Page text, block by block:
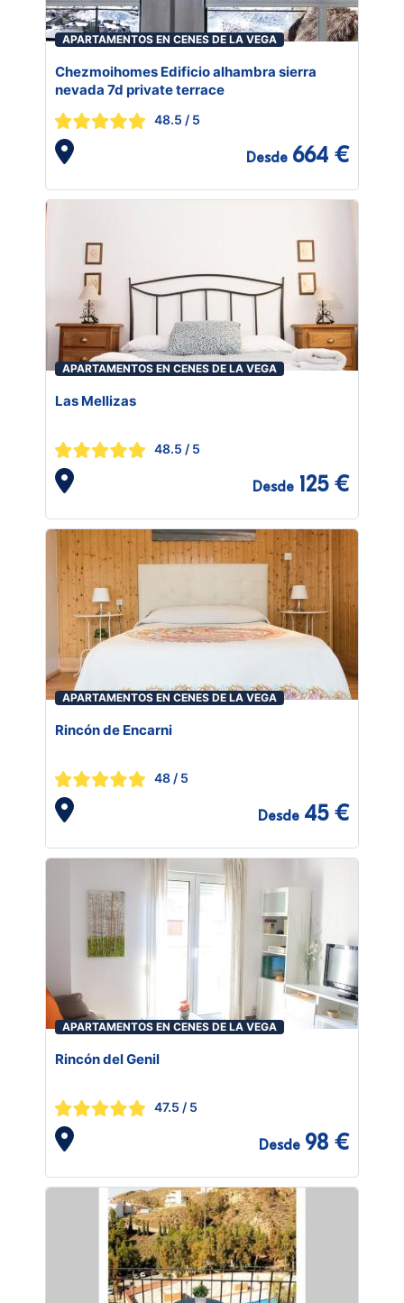
APARTAMENTOS EN CENES DE LA VEGA
Chezmoihomes Edificio alhambra sierra
nevada 7d private terrace
48.5 / 5
Desde 664 €
APARTAMENTOS EN CENES DE LA VEGA
Las Mellizas
48.5 / 5
Desde 125 €
APARTAMENTOS EN CENES DE LA VEGA
Rincón de Encarni
48 / 5
Desde 45 €
APARTAMENTOS EN CENES DE LA VEGA
Rincón del Genil
47.5 / 5
Desde 98 €